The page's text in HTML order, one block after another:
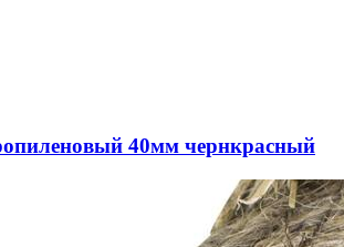
40мм чернкрасный